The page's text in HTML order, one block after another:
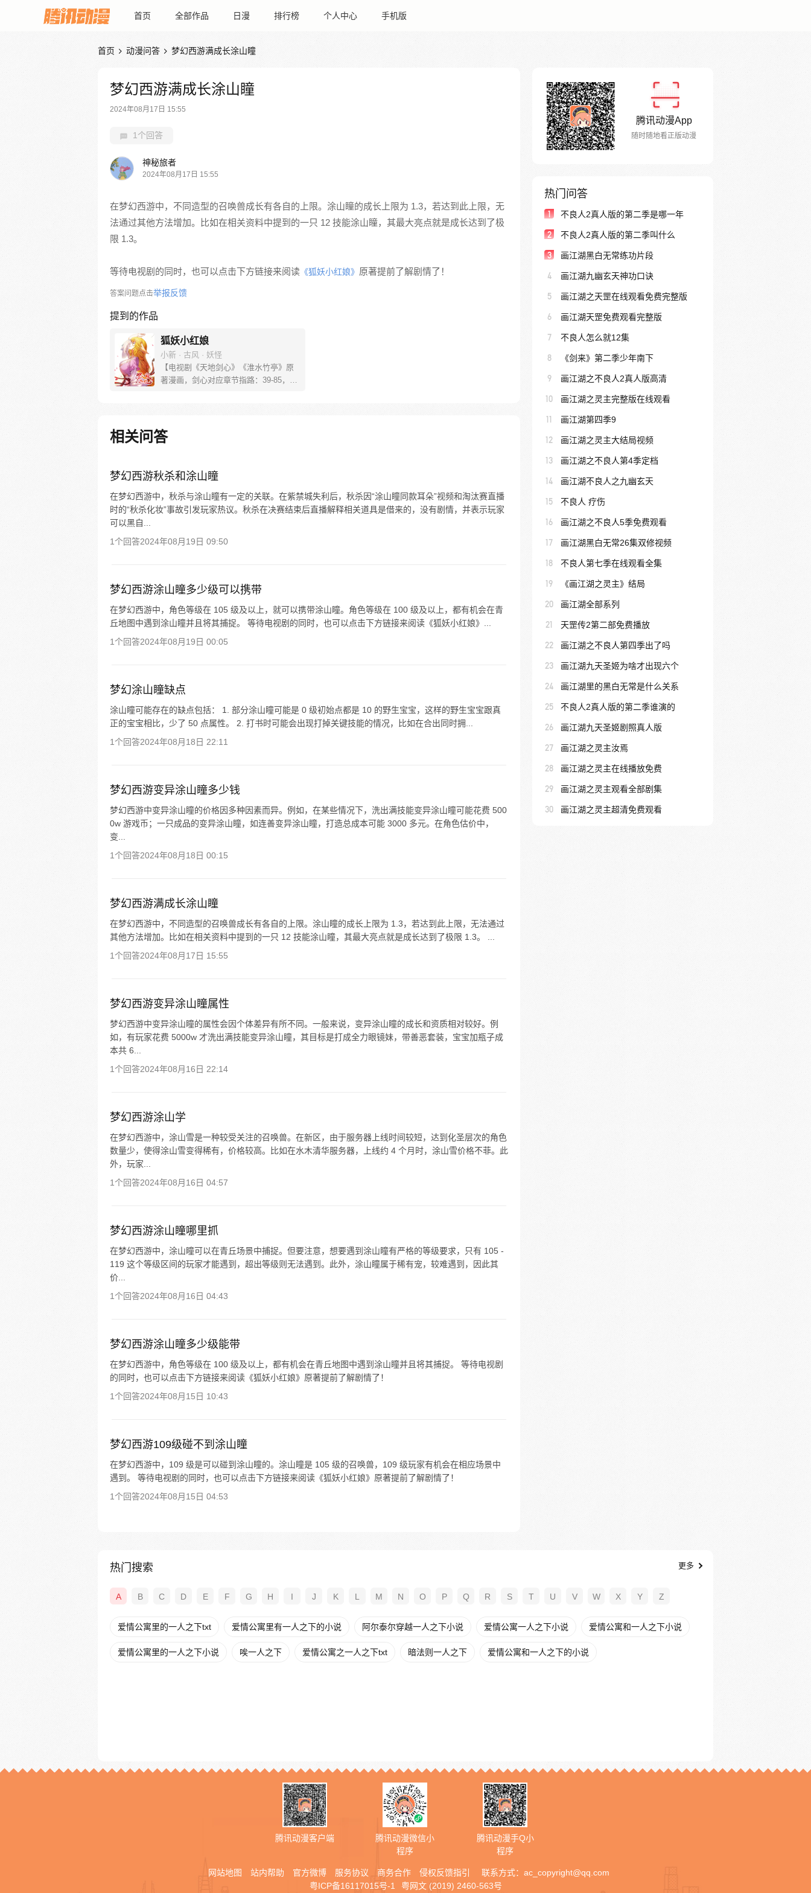
首页 全部作品 日漫 排行榜 个人中心 手机版
首页  动漫问答  梦幻西游满成长涂山瞳
梦幻西游满成长涂山瞳
2024年08月17日 15:55
1个回答
神秘旅者
2024年08月17日 15:55
在梦幻西游中，不同造型的召唤兽成长有各自的上限。涂山瞳的成长上限为 1.3，若达到此上限，无
法通过其他方法增加。比如在相关资料中提到的一只 12 技能涂山瞳，其最大亮点就是成长达到了极
限 1.3。
等待电视剧的同时，也可以点击下方链接来阅读 《狐妖小红娘》 原著提前了解剧情了！
答案问题点击举报反馈
提到的作品
狐妖小红娘
小新 · 古风 · 妖怪
【电视剧《天地剑心》《淮水竹亭》原
著漫画，剑心对应章节指路：39-85，淮
新。）
相关问答
梦幻西游秋杀和涂山瞳
在梦幻西游中，秋杀与涂山瞳有一定的关联。在紫禁城失利后，秋杀因“涂山瞳同款耳朵”视频和淘汰赛直播
时的“秋杀化妆”事故引发玩家热议。秋杀在决赛结束后直播解释相关道具是借来的，没有剧情，并表示玩家
可以黑自...
1个回答2024年08月19日 09:50
梦幻西游涂山瞳多少级可以携带
在梦幻西游中，角色等级在 105 级及以上，就可以携带涂山瞳。角色等级在 100 级及以上，都有机会在青
丘地图中遇到涂山瞳并且将其捕捉。 等待电视剧的同时，也可以点击下方链接来阅读《狐妖小红娘》...
1个回答2024年08月19日 00:05
梦幻涂山瞳缺点
涂山瞳可能存在的缺点包括： 1. 部分涂山瞳可能是 0 级初始点都是 10 的野生宝宝，这样的野生宝宝跟真
正的宝宝相比，少了 50 点属性。 2. 打书时可能会出现打掉关键技能的情况，比如在合出同时拥...
1个回答2024年08月18日 22:11
梦幻西游变异涂山瞳多少钱
梦幻西游中变异涂山瞳的价格因多种因素而异。例如，在某些情况下，洗出满技能变异涂山瞳可能花费 500
0w 游戏币；一只成品的变异涂山瞳，如连善变异涂山瞳，打造总成本可能 3000 多元。在角色估价中，
变...
1个回答2024年08月18日 00:15
梦幻西游满成长涂山瞳
在梦幻西游中，不同造型的召唤兽成长有各自的上限。涂山瞳的成长上限为 1.3，若达到此上限，无法通过
其他方法增加。比如在相关资料中提到的一只 12 技能涂山瞳，其最大亮点就是成长达到了极限 1.3。 ...
1个回答2024年08月17日 15:55
梦幻西游变异涂山瞳属性
梦幻西游中变异涂山瞳的属性会因个体差异有所不同。一般来说，变异涂山瞳的成长和资质相对较好。例
如，有玩家花费 5000w 才洗出满技能变异涂山瞳，其目标是打成全力眼镜妹，带善恶套装，宝宝加瓶子成
本共 6...
1个回答2024年08月16日 22:14
梦幻西游涂山学
在梦幻西游中，涂山雪是一种较受关注的召唤兽。在新区，由于服务器上线时间较短，达到化圣层次的角色
数量少，使得涂山雪变得稀有，价格较高。比如在水木清华服务器，上线约 4 个月时，涂山雪价格不菲。此
外，玩家...
1个回答2024年08月16日 04:57
梦幻西游涂山瞳哪里抓
在梦幻西游中，涂山瞳可以在青丘场景中捕捉。但要注意，想要遇到涂山瞳有严格的等级要求，只有 105 -
119 这个等级区间的玩家才能遇到，超出等级则无法遇到。此外，涂山瞳属于稀有宠，较难遇到，因此其
价...
1个回答2024年08月16日 04:43
梦幻西游涂山瞳多少级能带
在梦幻西游中，角色等级在 100 级及以上，都有机会在青丘地图中遇到涂山瞳并且将其捕捉。 等待电视剧
的同时，也可以点击下方链接来阅读《狐妖小红娘》原著提前了解剧情了！
1个回答2024年08月15日 10:43
梦幻西游109级碰不到涂山瞳
在梦幻西游中，109 级是可以碰到涂山瞳的。涂山瞳是 105 级的召唤兽，109 级玩家有机会在相应场景中
遇到。 等待电视剧的同时，也可以点击下方链接来阅读《狐妖小红娘》原著提前了解剧情了！
1个回答2024年08月15日 04:53
腾讯动漫App
随时随地看正版动漫
热门问答
1 不良人2真人版的第二季是哪一年
2 不良人2真人版的第二季叫什么
3 画江湖黑白无常练功片段
4 画江湖九幽玄天神功口诀
5 画江湖之天罡在线观看免费完整版
6 画江湖天罡免费观看完整版
7 不良人怎么就12集
8 《剑来》第二季少年南下
9 画江湖之不良人2真人版高清
10 画江湖之灵主完整版在线观看
11 画江湖第四季9
12 画江湖之灵主大结局视频
13 画江湖之不良人第4季定档
14 画江湖不良人之九幽玄天
15 不良人 疗伤
16 画江湖之不良人5季免费观看
17 画江湖黑白无常26集双修视频
18 不良人第七季在线观看全集
19 《画江湖之灵主》结局
20 画江湖全部系列
21 天罡传2第二部免费播放
22 画江湖之不良人第四季出了吗
23 画江湖九天圣姬为啥才出现六个
24 画江湖里的黑白无常是什么关系
25 不良人2真人版的第二季谁演的
26 画江湖九天圣姬剧照真人版
27 画江湖之灵主汝焉
28 画江湖之灵主在线播放免费
29 画江湖之灵主观看全部剧集
30 画江湖之灵主超清免费观看
热门搜索 更多
A B C D E F G H I J K L M N O P Q R S T U V W X Y Z
爱情公寓里的一人之下txt 爱情公寓里有一人之下的小说 阿尔泰尔穿越一人之下小说 爱情公寓一人之下小说 爱情公寓和一人之下小说
爱情公寓里的一人之下小说 唉一人之下 爱情公寓之一人之下txt 暗法则一人之下 爱情公寓和一人之下的小说
腾讯动漫客户端
腾讯动漫微信小
程序
腾讯动漫手Q小
程序
网站地图 站内帮助 官方微博 服务协议 商务合作 侵权反馈指引 联系方式： ac_copyright@qq.com
粤ICP备16117015号-1
粤网文 (2019) 2460-563号